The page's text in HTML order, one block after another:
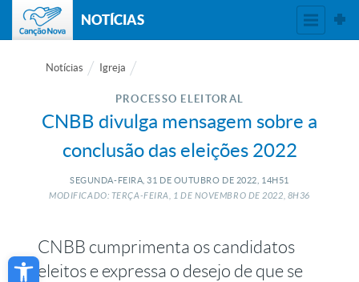
Open toolbar
NOTÍCIAS
Notícias Igreja
PROCESSO ELEITORAL
CNBB divulga mensagem sobre a
conclusão das eleições 2022
SEGUNDA-FEIRA, 31 DE OUTUBRO DE 2022, 14H51
MODIFICADO: TERÇA-FEIRA, 1 DE NOVEMBRO DE2022, 8H36
CNBB cumprimenta os candidatos
eleitos e expressa o desejo de que se